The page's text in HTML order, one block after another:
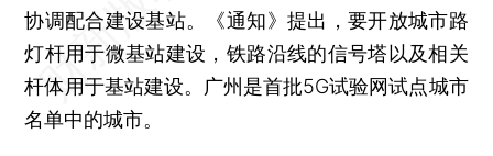
协调配合建设基站。《通知》提出，要开放城市路
灯杆用于微基站建设，铁路沿线的信号塔以及相关
杆体用于基站建设。广州是首批5G试验网试点城市
名单中的城市。